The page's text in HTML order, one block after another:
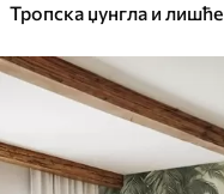
Тропска џунгла и лишће